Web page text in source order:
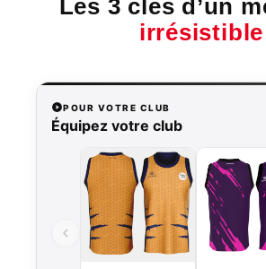
Les 3 clés d’un
irrésistible
POUR VOTRE CLUB
Équipez votre club